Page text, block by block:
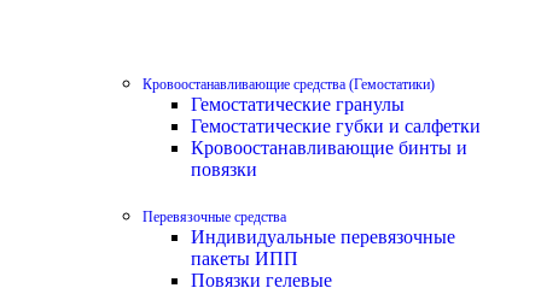
Кровоостанавливающие средства (Гемостатики)
Гемостатические гранулы
Гемостатические губки и салфетки
Кровоостанавливающие бинты и
повязки
Перевязочные средства
Индивидуальные перевязочные
пакеты ИПП
Повязки гелевые